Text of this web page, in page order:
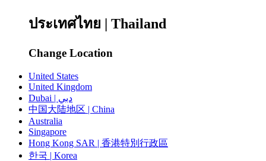
ประเทศไทย | Thailand
Change Location
United States
United Kingdom
Dubai | دبي
中国大陆地区 | China
Australia
Singapore
Hong Kong SAR | 香港特別行政區
한국 | Korea